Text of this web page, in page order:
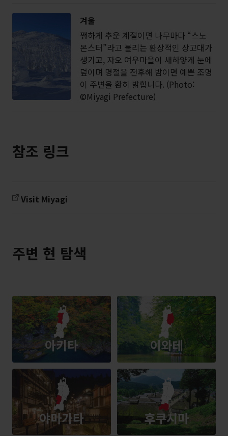
겨울
쨍하게 추운 계절이면 나무마다 “스노
몬스터”라고 불리는 환상적인 상고대가
생기고, 자오 여우마을이 새하얗게 눈에
덮이며 명절을 전후해 밤이면 예쁜 조명
이 주변을 환히 밝힙니다. (Photo:
©Miyagi Prefecture)
참조 링크
Visit Miyagi
주변 현 탐색
아키타 이와테
야마가타 후쿠시마